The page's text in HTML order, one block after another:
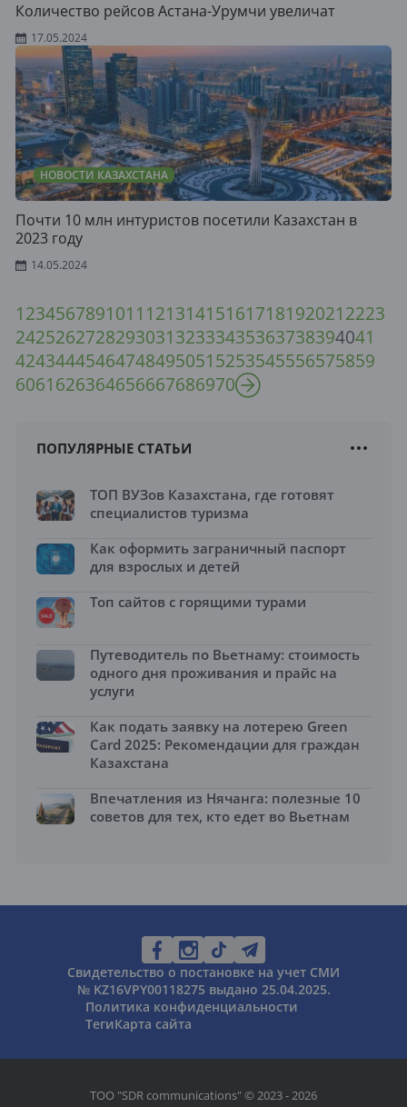
Количество рейсов Астана-Урумчи увеличат
17.05.2024
НОВОСТИ КАЗАХСТАНА
Почти 10 млн интуристов посетили Казахстан в
2023 году
14.05.2024
1234567891011 121314151617181920212223
242526272829303132333435363738394041
424344454647484950515253545556575859
6061626364656667686970
ПОПУЛЯРНЫЕ СТАТЬИ
ТОП ВУЗов Казахстана, где готовят
специалистов туризма
Как оформить заграничный паспорт
для взрослых и детей
Топ сайтов с горящими турами
Путеводитель по Вьетнаму: стоимость
одного дня проживания и прайс на
услуги
Как подать заявку на лотерею Green
Card 2025: Рекомендации для граждан
Казахстана
Впечатления из Нячанга: полезные 10
советов для тех, кто едет во Вьетнам
Свидетельство о постановке на учет СМИ
№ KZ16VPY00118275 выдано 25.04.2025.
Политика конфиденциальности
ТегиКарта сайта
ТОО "SDR communications" © 2023 - 2026